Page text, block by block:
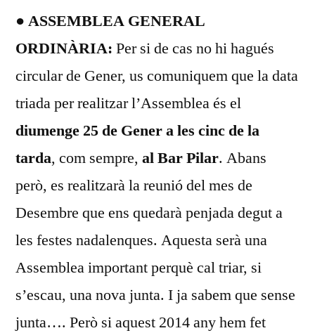
● ASSEMBLEA GENERAL
ORDINÀRIA: Per si de cas no hi hagués
circular de Gener, us comuniquem que la data
triada per realitzar l’Assemblea és el
diumenge 25 de Gener a les cinc de la
tarda, com sempre, al Bar Pilar. Abans
però, es realitzarà la reunió del mes de
Desembre que ens quedarà penjada degut a
les festes nadalenques. Aquesta serà una
Assemblea important perquè cal triar, si
s’escau, una nova junta. I ja sabem que sense
junta…. Però si aquest 2014 any hem fet